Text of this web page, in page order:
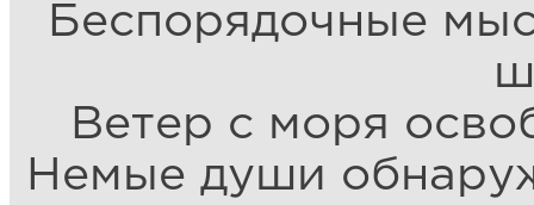
Беспорядочные
Ветер с моря
Немые души